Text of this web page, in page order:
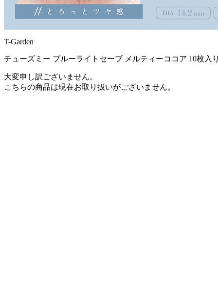
T-Garden
チューズミー ブルーライトセーブ メルティーココア 10枚入
大変申し訳ございません。
こちらの商品は現在お取り扱いがございません。